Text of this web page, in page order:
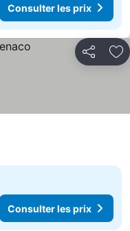
Consulter les prix
Partager
Consulter les prix